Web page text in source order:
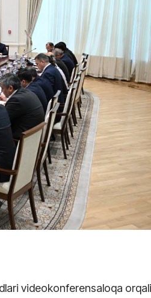
videokonferensaloqa orqali